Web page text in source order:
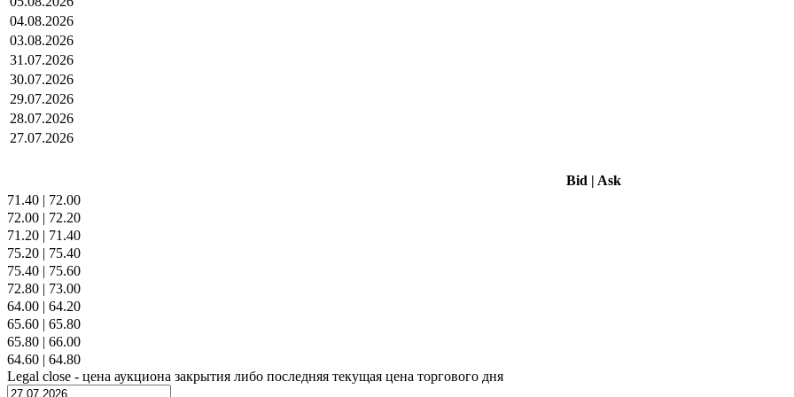
04.08.2026
03.08.2026
31.07.2026
30.07.2026
29.07.2026
28.07.2026
27.07.2026
Bid | Ask
71.40 | 72.00
72.00 | 72.20
71.20 | 71.40
75.20 | 75.40
75.40 | 75.60
72.80 | 73.00
64.00 | 64.20
65.60 | 65.80
65.80 | 66.00
64.60 | 64.80
Legal close - цена аукциона закрытия либо последняя текущая цена торгового дня